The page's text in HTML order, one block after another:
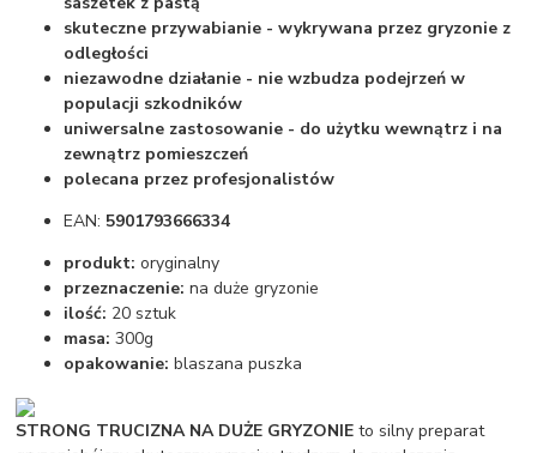
skuteczne przywabianie - wykrywana przez gryzonie z
odległości
niezawodne działanie - nie wzbudza podejrzeń w
populacji szkodników
uniwersalne zastosowanie - do użytku wewnątrz i na
zewnątrz pomieszczeń
polecana przez profesjonalistów
EAN: 5901793666334
produkt: oryginalny
przeznaczenie: na duże gryzonie
ilość: 20 sztuk
masa: 300g
opakowanie: blaszana puszka
STRONG TRUCIZNA NA DUŻE GRYZONIE to silny preparat